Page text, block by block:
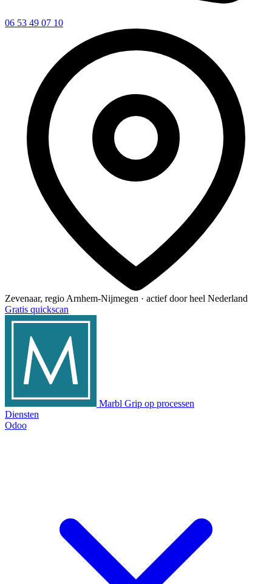
06 53 49 07 10
Zevenaar, regio Arnhem-Nijmegen · actief door heel Nederland
Gratis quickscan
Marbl Grip op processen
Diensten
Odoo